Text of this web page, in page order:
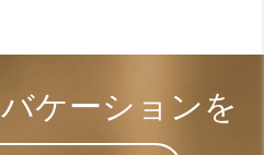
バケーションを